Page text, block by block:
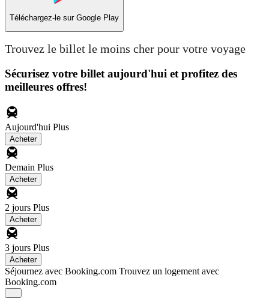
Téléchargez-le sur Google Play
Trouvez le billet le moins cher pour votre voyage
Sécurisez votre billet aujourd'hui et profitez des
meilleures offres!
Aujourd'hui Plus
Acheter
Demain Plus
Acheter
2 jours Plus
Acheter
3 jours Plus
Acheter
Séjournez avec Booking.com Trouvez un logement avec
Booking.com